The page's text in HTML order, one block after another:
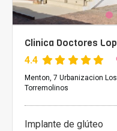
Clinica Doctores
4.4
Menton, 7 Urbanizacion
Torremolinos
Implante de glúteo